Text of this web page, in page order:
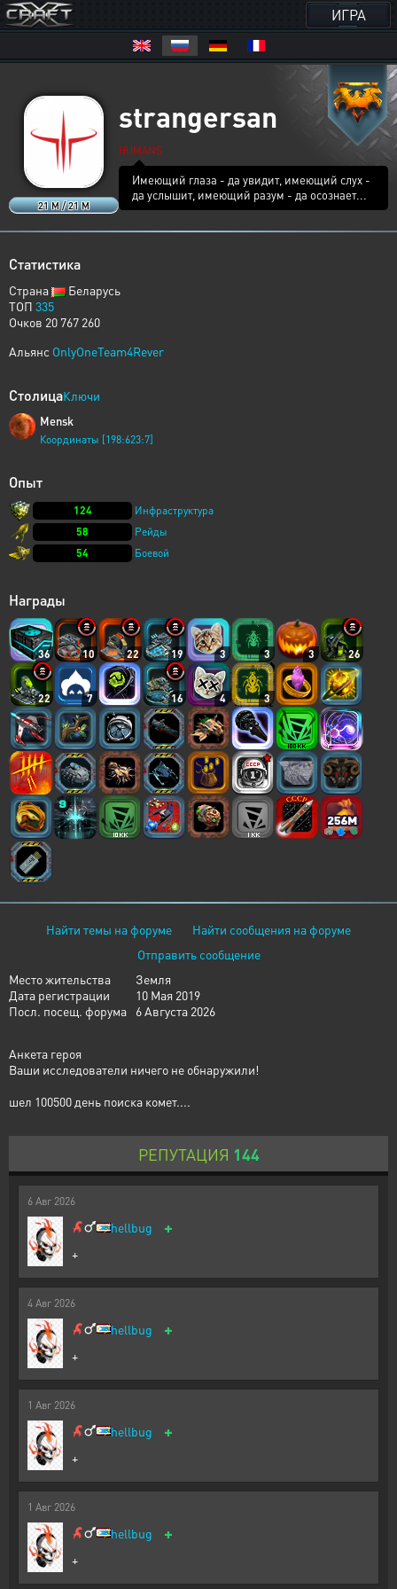
ИГРА
21 M / 21 M
strangersan
HUMANS
Имеющий глаза - да увидит, имеющий слух -
да услышит, имеющий разум - да осознает...
Статистика
Страна
Беларусь
ТОП 335
Очков 20 767 260
Альянс OnlyOneTeam4Rever
СтолицаКлючи
Mensk
Координаты [198:623:7]
Опыт
124
Инфраструктура
58
Рейды
54
Боевой
Награды
36 10 22 19 3 3 3 26
22 7 16 4 3
Найти темы на форуме
Найти сообщения на форуме
Отправить сообщение
Место жительства
Земля
Дата регистрации
10 Мая 2019
Посл. посещ. форума
6 Августа 2026
Анкета героя
Ваши исследователи ничего не обнаружили!
шел 100500 день поиска комет....
РЕПУТАЦИЯ 144
6 Авг 2026
hellbug +
+
4 Авг 2026
hellbug +
+
1 Авг 2026
hellbug +
+
1 Авг 2026
hellbug +
+